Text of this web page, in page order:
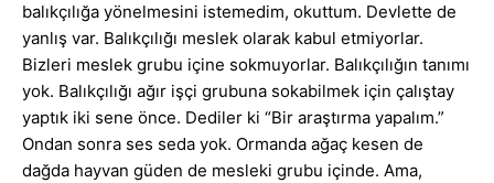
balıkçılığa yönelmesini istemedim, okuttum. Devlette de
yanlış var. Balıkçılığı meslek olarak kabul etmiyorlar.
Bizleri meslek grubu içine sokmuyorlar. Balıkçılığın tanımı
yok. Balıkçılığı ağır işçi grubuna sokabilmek için çalıştay
yaptık iki sene önce. Dediler ki “Bir araştırma yapalım.”
Ondan sonra ses seda yok. Ormanda ağaç kesen de
dağda hayvan güden de mesleki grubu içinde. Ama,